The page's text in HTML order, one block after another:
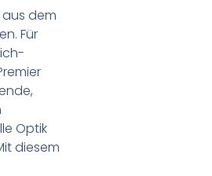
dem
Für
Optik
diesem